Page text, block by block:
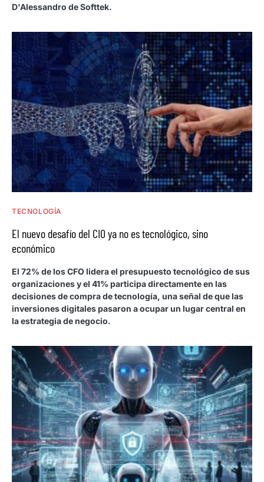
D'Alessandro de Softtek.
TECNOLOGÍA
El nuevo desafío del CIO ya no es tecnológico, sino
económico
El 72% de los CFO lidera el presupuesto tecnológico de sus
organizaciones y el 41% participa directamente en las
decisiones de compra de tecnología, una señal de que las
inversiones digitales pasaron a ocupar un lugar central en
la estrategia de negocio.